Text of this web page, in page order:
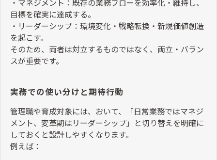
・マネジメント：既存の業務フローを効率化・維持し、
目標を確実に達成する。
・リーダーシップ：環境変化・戦略転換・新規価値創造
を起こす。
そのため、両者は対立するものではなく、両立・バラン
スが重要です。
実務での使い分けと期待行動
管理職や育成対象には、おいて、「日常業務ではマネジ
メント、変革期はリーダーシップ」と切り替えを明確に
しておくと設計しやすくなります。
例えば：